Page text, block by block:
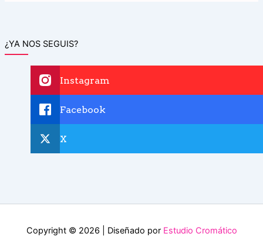
¿YA NOS SEGUIS?
Instagram
Facebook
X
Copyright © 2026 | Diseñado por Estudio Cromático